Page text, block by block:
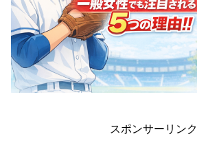
スポンサーリンク